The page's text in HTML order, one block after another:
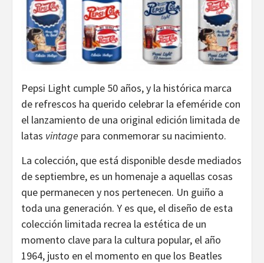
Pepsi Light cumple 50 años, y la histórica marca
de refrescos ha querido celebrar la efeméride con
el lanzamiento de una original edición limitada de
latas vintage para conmemorar su nacimiento.
La colección, que está disponible desde mediados
de septiembre, es un homenaje a aquellas cosas
que permanecen y nos pertenecen. Un guiño a
toda una generación. Y es que, el diseño de esta
colección limitada recrea la estética de un
momento clave para la cultura popular, el año
1964, justo en el momento en que los Beatles